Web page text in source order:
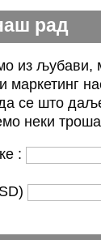
рад
из љубави,
маркетинг
се што
неки
: